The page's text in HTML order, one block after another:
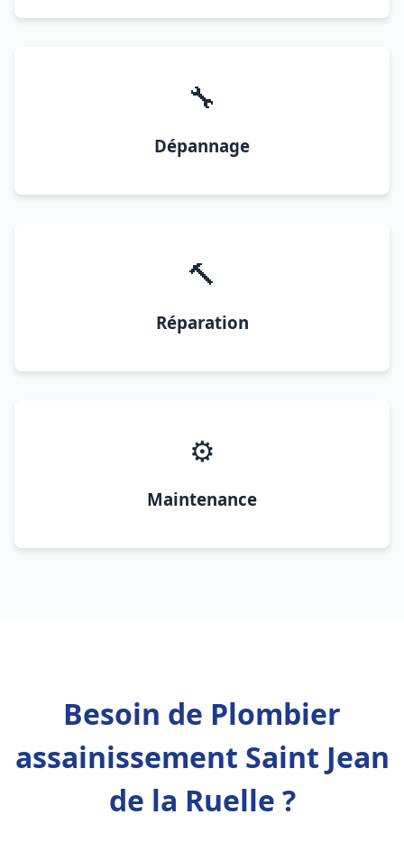
🔧
Dépannage
🔨
Réparation
⚙️
Maintenance
Besoin de Plombier
assainissement Saint Jean
de la Ruelle ?